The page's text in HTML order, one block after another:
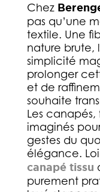
Chez
pas qu’une
textile. Une
nature brute,
simplicité
prolonger
et de
souhaite
Les canapés,
imaginés
gestes du
élégance.
canapé tissu
purement